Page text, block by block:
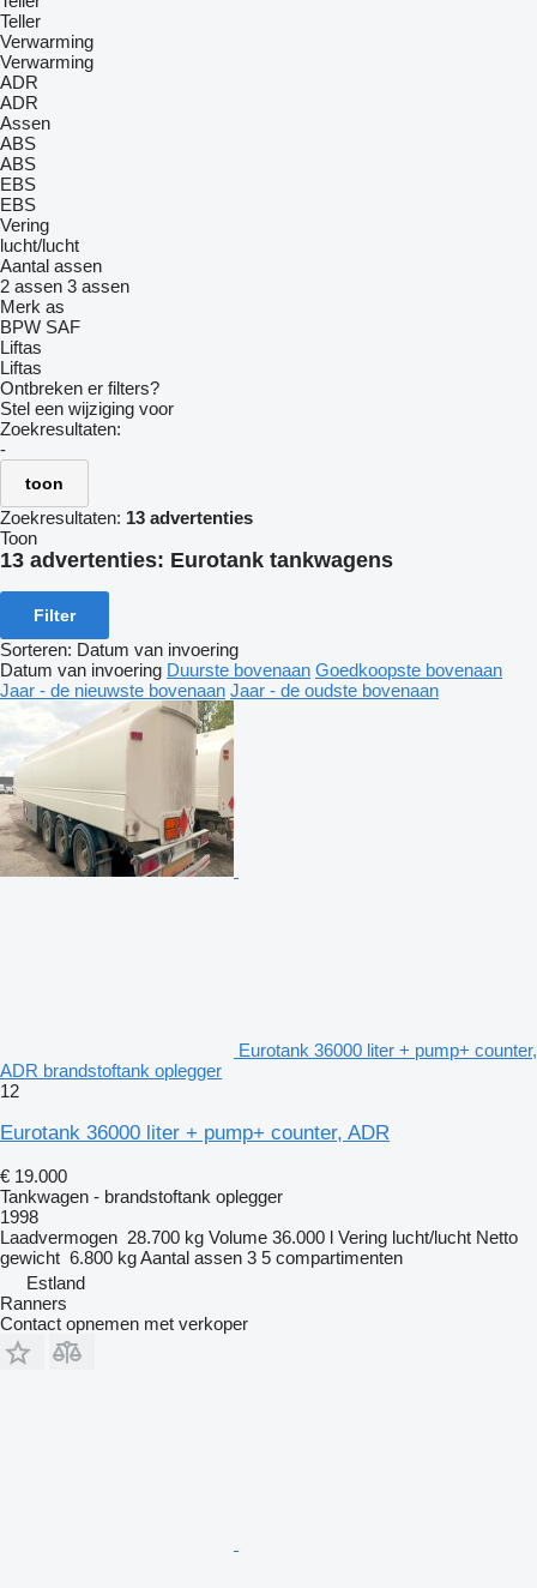
Teller
Verwarming
Verwarming
ADR
ADR
Assen
ABS
ABS
EBS
EBS
Vering
lucht/lucht
Aantal assen
2 assen 3 assen
Merk as
BPW SAF
Liftas
Liftas
Ontbreken er filters?
Stel een wijziging voor
Zoekresultaten:
-
toon
Zoekresultaten: 13 advertenties
Toon
13 advertenties: Eurotank tankwagens
Filter
Sorteren: Datum van invoering
Datum van invoering Duurste bovenaan Goedkoopste bovenaan
Jaar - de nieuwste bovenaan Jaar - de oudste bovenaan
Eurotank 36000 liter + pump+ counter,
ADR brandstoftank oplegger
12
Eurotank 36000 liter + pump+ counter, ADR
€ 19.000
Tankwagen - brandstoftank oplegger
1998
Laadvermogen 28.700 kg Volume 36.000 l Vering lucht/lucht Netto
gewicht 6.800 kgAantal assen 3 5 compartimenten
Estland
Ranners
Contact opnemen met verkoper